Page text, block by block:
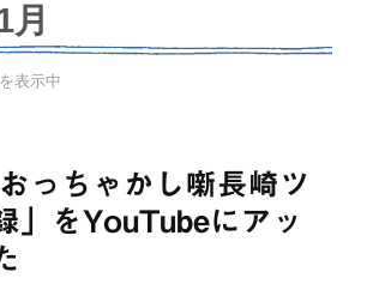
か
?
表示中
っちゃかし噺長崎ツ
」をYouTubeにアッ